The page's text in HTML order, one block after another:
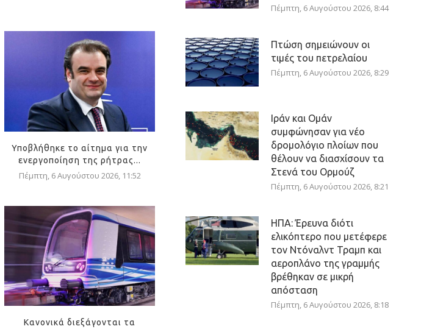
Υποβλήθηκε το αίτημα για την
ενεργοποίηση της ρήτρας...
Πέμπτη, 6 Αυγούστου 2026, 11:52
Κανονικά διεξάγονται τα
Πέμπτη, 6 Αυγούστου 2026, 8:44
Πτώση σημειώνουν οι
τιμές του πετρελαίου
Πέμπτη, 6 Αυγούστου 2026, 8:29
Ιράν και Ομάν
συμφώνησαν για νέο
δρομολόγιο πλοίων που
θέλουν να διασχίσουν τα
Στενά του Ορμούζ
Πέμπτη, 6 Αυγούστου 2026, 8:21
ΗΠΑ: Έρευνα διότι
ελικόπτερο που μετέφερε
τον Ντόναλντ Τραμπ και
αεροπλάνο της γραμμής
βρέθηκαν σε μικρή
απόσταση
Πέμπτη, 6 Αυγούστου 2026, 8:18